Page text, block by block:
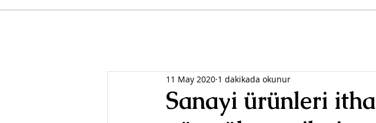
Sanayi ürünleri
11 May 2020 1 dakikada okunur